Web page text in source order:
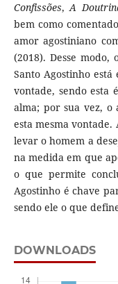
Confissões,A
bem como
amor agostiniano
(2018). Desse
Santo Agostinho
vontade, sendo esta
alma; por sua vez, o
esta mesma vontade.
levar o homem a
na medida em que
o que permite
Agostinho é chave
sendo ele o que
DOWNLOADS